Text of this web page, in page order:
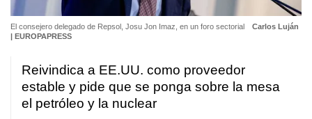
El consejero delegado de Repsol, Josu Jon Imaz, en un foro sectorial
Carlos Luján
| EUROPAPRESS
Reivindica a EE.UU. como proveedor
estable y pide que se ponga sobre la mesa
el petróleo y la nuclear